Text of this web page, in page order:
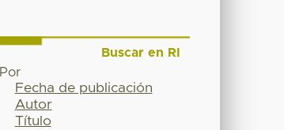
Buscar en RI
Por
Fecha de publicación
Autor
Título